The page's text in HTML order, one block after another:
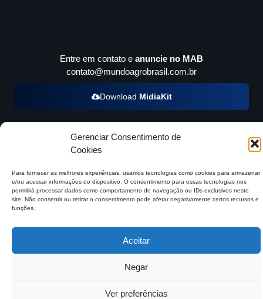
Gerenciar Consentimento de
Cookies
Para fornecer as melhores experiências, usamos tecnologias como cookies para armazenar
e/ou acessar informações do dispositivo. O consentimento para essas tecnologias nos
permitirá processar dados como comportamento de navegação ou IDs exclusivos neste
site. Não consentir ou retirar o consentimento pode afetar negativamente certos recursos e
funções.
Aceitar
Negar
Ver preferências
Entre em contato e anuncie no MAB
contato@mundoagrobrasil.com.br
Download MidiaKit
©2026 Mundo Agro Brasil. Todos os Direitos Reservados.